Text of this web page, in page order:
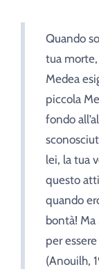
Quando
tua morte,
Medea
piccola
fondo
lei, la tua
questo
quando
bontà!
per
(Anouilh,